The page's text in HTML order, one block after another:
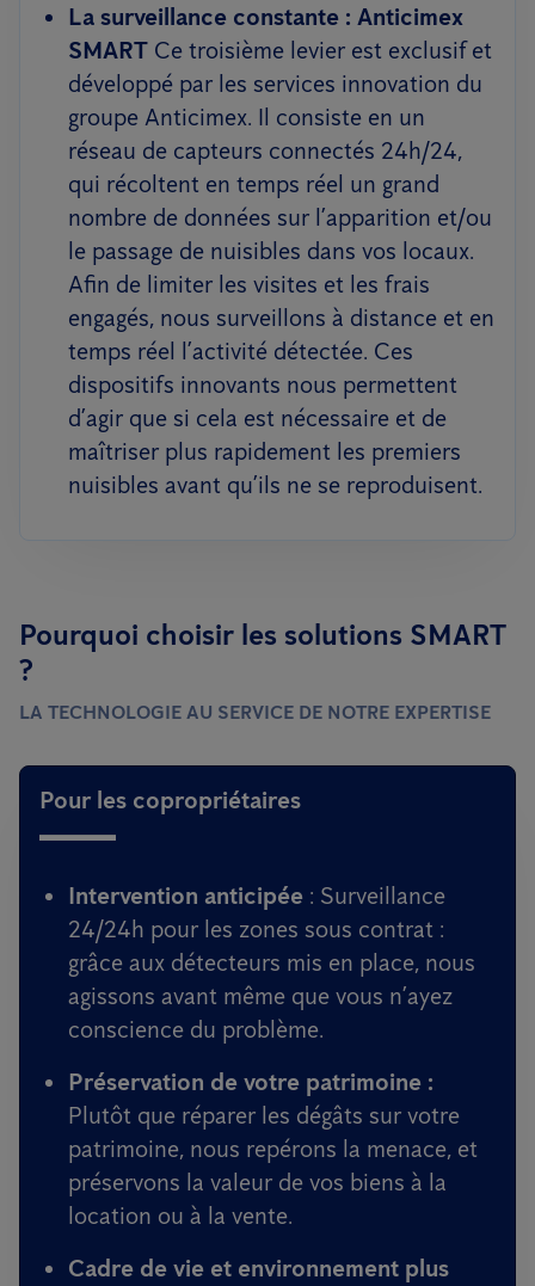
La surveillance constante : Anticimex
SMART Ce troisième levier est exclusif et
développé par les services innovation du
groupe Anticimex. Il consiste en un
réseau de capteurs connectés 24h/24,
qui récoltent en temps réel un grand
nombre de données sur l’apparition et/ou
le passage de nuisibles dans vos locaux.
Afin de limiter les visites et les frais
engagés, nous surveillons à distance et en
temps réel l’activité détectée. Ces
dispositifs innovants nous permettent
d’agir que si cela est nécessaire et de
maîtriser plus rapidement les premiers
nuisibles avant qu’ils ne se reproduisent.
Pourquoi choisir les solutions SMART
?
LA TECHNOLOGIE AU SERVICE DE NOTRE EXPERTISE
Pour les copropriétaires
Intervention anticipée : Surveillance
24/24h pour les zones sous contrat :
grâce aux détecteurs mis en place, nous
agissons avant même que vous n’ayez
conscience du problème.
Préservation de votre patrimoine :
Plutôt que réparer les dégâts sur votre
patrimoine, nous repérons la menace, et
préservons la valeur de vos biens à la
location ou à la vente.
Cadre de vie et environnement plus